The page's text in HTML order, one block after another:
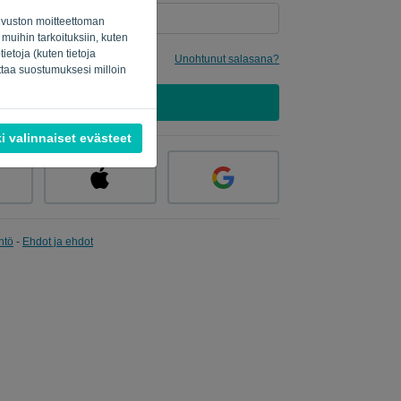
moitteettoman
tarkoituksiin, kuten
(kuten tietoja
suostumuksesi milloin
valinnaiset evästeet
Unohtunut salasana?
- Ehdot ja ehdot